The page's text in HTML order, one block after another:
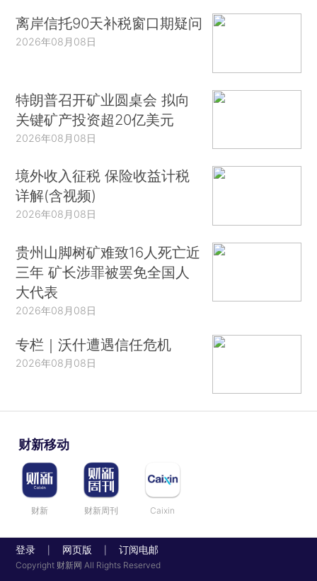
离岸信托90天补税窗口期疑问
2026年08月08日
特朗普召开矿业圆桌会 拟向
关键矿产投资超20亿美元
2026年08月08日
境外收入征税 保险收益计税
详解(含视频)
2026年08月08日
贵州山脚树矿难致16人死亡近
三年 矿长涉罪被罢免全国人
大代表
2026年08月08日
专栏｜沃什遭遇信任危机
2026年08月08日
财新移动
财新 财新周刊 Caixin
登录 网页版 订阅电邮
Copyright 财新网 All Rights Reserved